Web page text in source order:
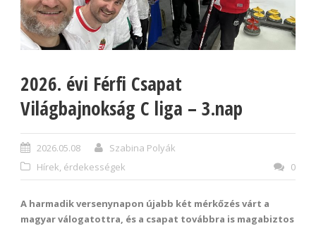
2026. évi Férfi Csapat
Világbajnokság C liga – 3.nap
2026.05.08
Szabina Polyák
Hírek, érdekességek
0
A harmadik versenynapon újabb két mérkőzés várt a
magyar válogatottra, és a csapat továbbra is magabiztos